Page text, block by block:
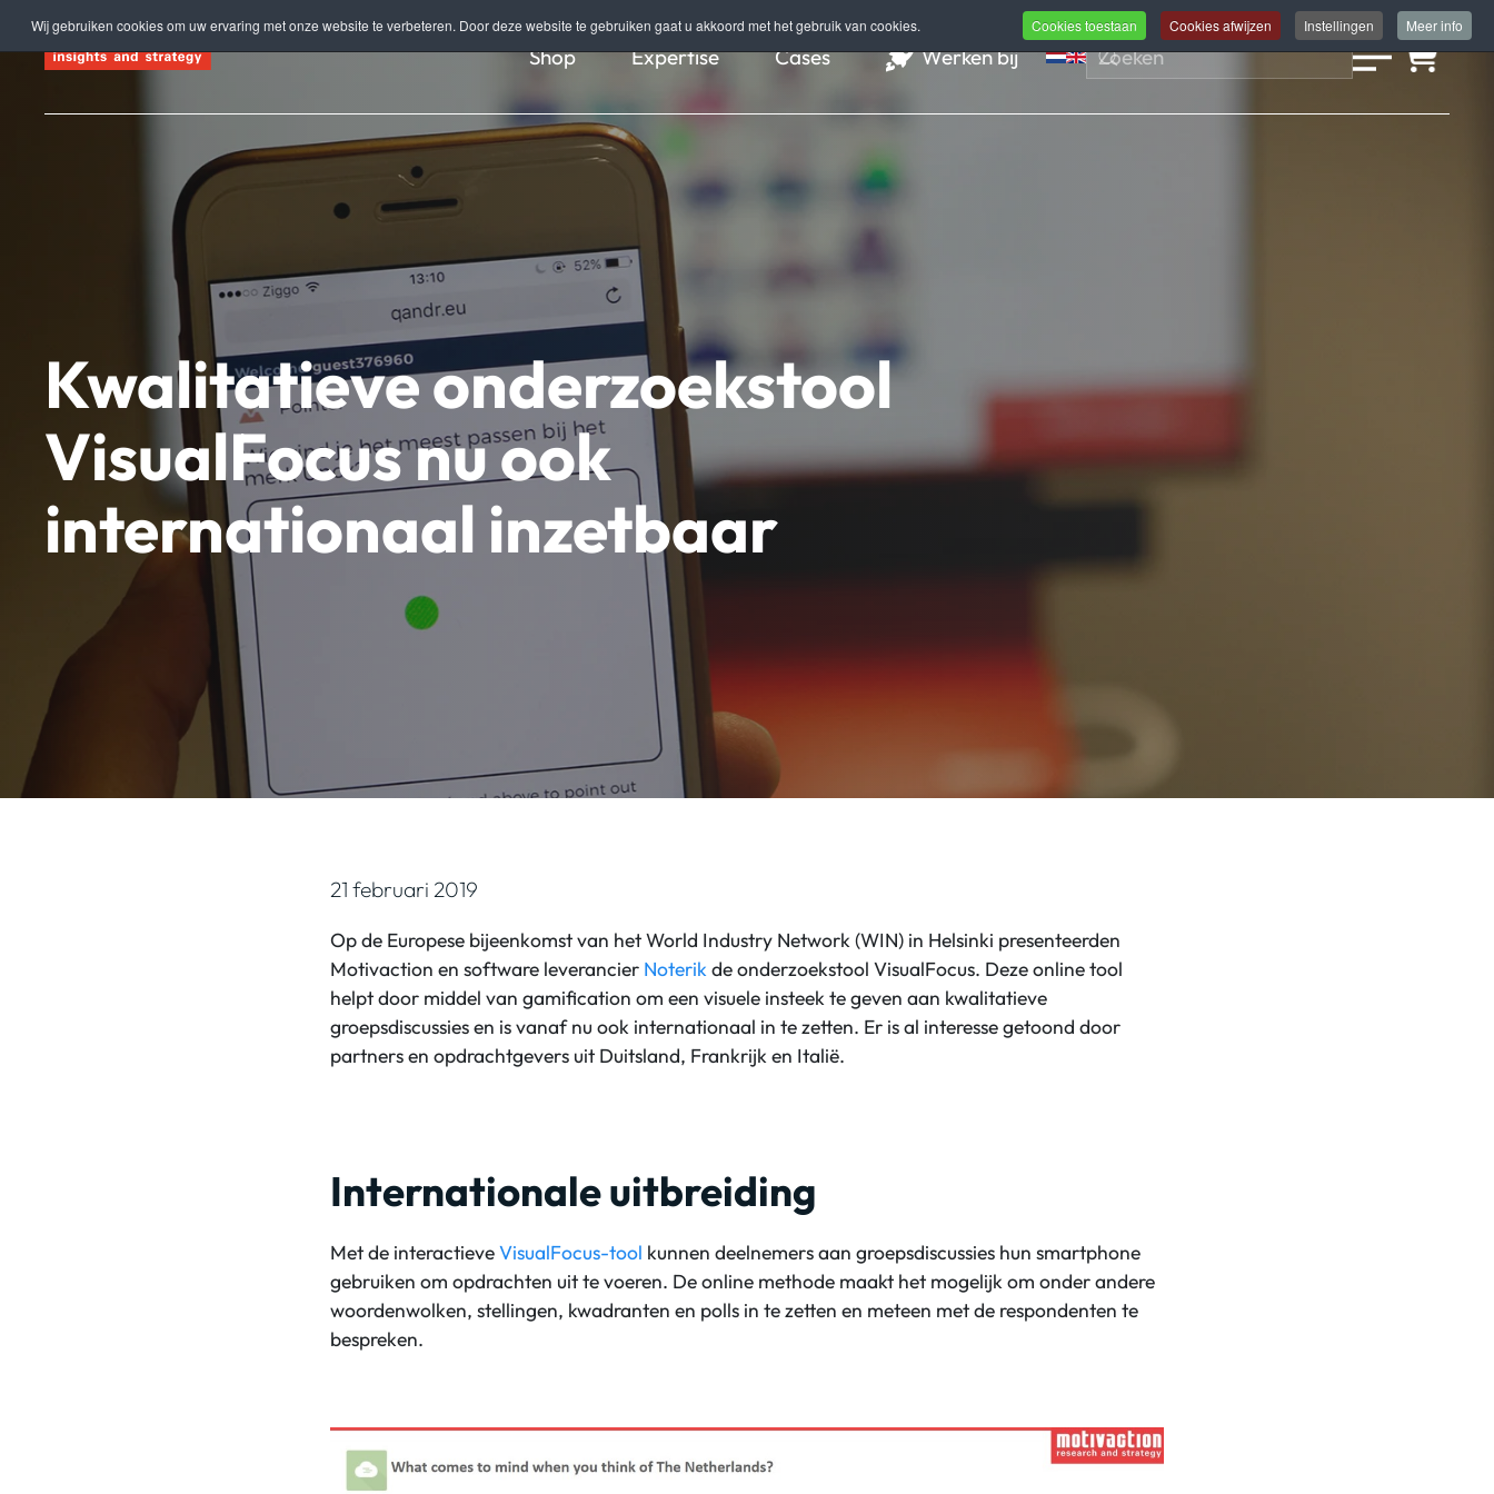
Wij gebruiken cookies om uw ervaring met onze website te verbeteren. Door deze website te gebruiken gaat u akkoord met het gebruik van cookies. Cookies toestaan Cookies afwijzen Instellingen Meer info
Terug naar hoofdinhoud Shop Expertise Cases Werken bij
Kwalitatieve onderzoekstool
VisualFocus nu ook
internationaal inzetbaar
21 februari 2019
Op de Europese bijeenkomst van het World Industry Network (WIN) in Helsinki presenteerden
Motivaction en software leverancier Noterikde onderzoekstool VisualFocus. Deze online tool
helpt door middel van gamification om een visuele insteek te geven aan kwalitatieve
groepsdiscussies en is vanaf nu ook internationaal in te zetten. Er is al interesse getoond door
partners en opdrachtgevers uit Duitsland, Frankrijk en Italië.
Internationale uitbreiding
Met de interactieveVisualFocus-tool kunnen deelnemers aan groepsdiscussies hun smartphone
gebruiken om opdrachten uit te voeren. De online methode maakt het mogelijk om onder andere
woordenwolken, stellingen, kwadranten en polls in te zetten en meteen met de respondenten te
bespreken.